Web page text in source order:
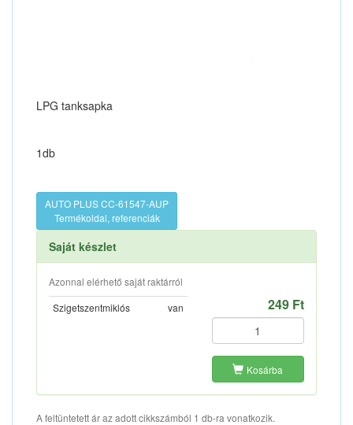
LPG tanksapka
1db
AUTO PLUS CC-61547-AUP
Termékoldal, referenciák
Saját készlet
Azonnal elérhető saját raktárról
Szigetszentmiklós
van 249 Ft
Kosárba
A feltüntetett ár az adott cikkszámból 1 db-ra vonatkozik.